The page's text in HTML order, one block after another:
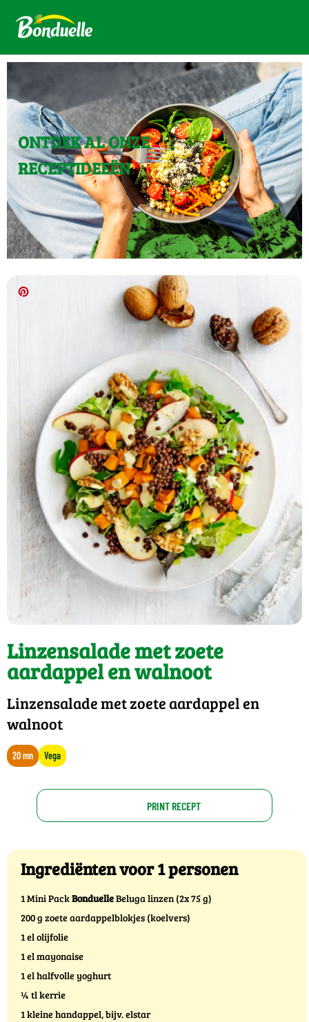
ONTDEK AL ONZE
RECEPTIDEEËN
Linzensalade met zoete
aardappel en walnoot
Linzensalade met zoete aardappel en
walnoot
20 mn Vega
PRINT RECEPT
Ingrediënten voor 1 personen
1 Mini PackBonduelleBeluga linzen (2x 75 g)
200 g zoete aardappelblokjes (koelvers)
1 el olijfolie
1 el mayonaise
1 el halfvolle yoghurt
¼ tl kerrie
1 kleine handappel, bijv. elstar